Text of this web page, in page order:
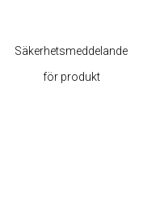
Säkerhetsmeddelande
för produkt